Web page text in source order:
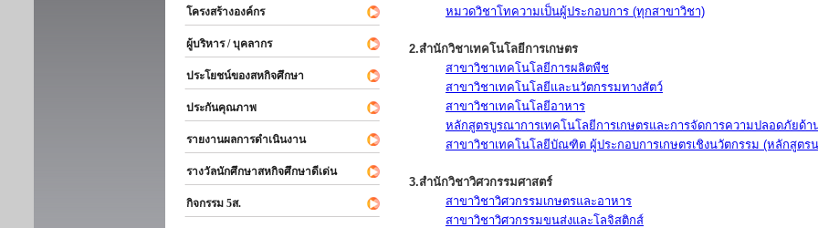
โครงสร้างองค์กร
ผู้บริหาร / บุคลากร
ประโยชน์ของสหกิจศึกษา
ประกันคุณภาพ
รายงานผลการดำเนินงาน
รางวัลนักศึกษาสหกิจศึกษาดีเด่น
กิจกรรม 5ส.
หมวดวิชาโทความเป็นผู้ประกอบการ (ทุกสาขาวิชา)
2.สำนักวิชาเทคโนโลยีการเกษตร
สาขาวิชาเทคโนโลยีการผลิตพืช
สาขาวิชาเทคโนโลยีและนวัตกรรมทางสัตว์
สาขาวิชาเทคโนโลยีอาหาร
หลักสูตรบูรณาการเทคโนโลยีการเกษตรและการจัดการความปลอดภัยด้
สาขาวิชาเทคโนโลยีบัณฑิต ผู้ประกอบการเกษตรเชิงนวัตกรรม (หลักสูตร
3.สำนักวิชาวิศวกรรมศาสตร์
สาขาวิชาวิศวกรรมเกษตรและอาหาร
สาขาวิชาวิศวกรรมขนส่งและโลจิสติกส์